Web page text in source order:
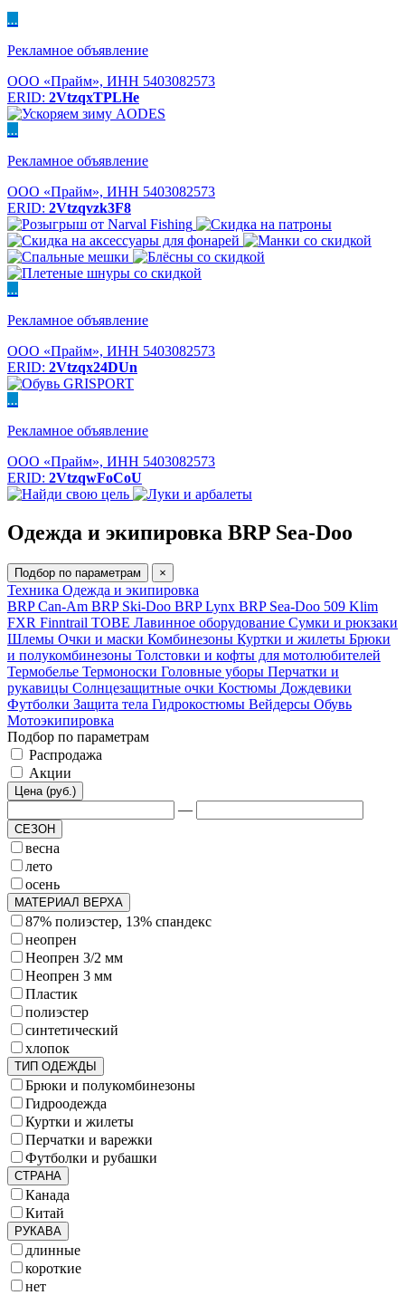
...
Рекламное объявление
ООО «Прайм», ИНН 5403082573
ERID: 2VtzqxTPLHe
...
Рекламное объявление
ООО «Прайм», ИНН 5403082573
ERID: 2Vtzqvzk3F8
...
Рекламное объявление
ООО «Прайм», ИНН 5403082573
ERID: 2Vtzqx24DUn
...
Рекламное объявление
ООО «Прайм», ИНН 5403082573
ERID: 2VtzqwFoCoU
Одежда и экипировка BRP Sea-Doo
Подбор по параметрам ×
Техника Одежда и экипировка
BRP Can-Am BRP Ski-Doo BRP Lynx BRP Sea-Doo 509 Klim
FXR Finntrail TOBE Лавинное оборудование Сумки и рюкзаки
Шлемы Очки и маски Комбинезоны Куртки и жилеты Брюки
и полукомбинезоны Толстовки и кофты для мотолюбителей
Термобелье Термоноски Головные уборы Перчатки и
рукавицы Солнцезащитные очки Костюмы Дождевики
Футболки Защита тела Гидрокостюмы Вейдерсы Обувь
Мотоэкипировка
Подбор по параметрам
Распродажа
Акции
Цена (руб.)
—
СЕЗОН
весна
лето
осень
МАТЕРИАЛ ВЕРХА
87% полиэстер, 13% спандекс
неопрен
Неопрен 3/2 мм
Неопрен 3 мм
Пластик
полиэстер
синтетический
хлопок
ТИП ОДЕЖДЫ
Брюки и полукомбинезоны
Гидроодежда
Куртки и жилеты
Перчатки и варежки
Футболки и рубашки
СТРАНА
Канада
Китай
РУКАВА
длинные
короткие
нет